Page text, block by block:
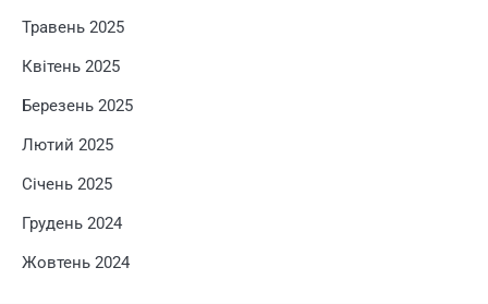
Травень 2025
Квітень 2025
Березень 2025
Лютий 2025
Січень 2025
Грудень 2024
Жовтень 2024